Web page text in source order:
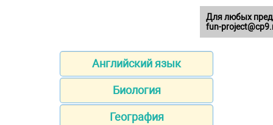
Английский язык
Биология
География
Для любых
fun-